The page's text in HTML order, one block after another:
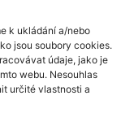
k ukládání a/nebo
jsou soubory cookies.
údaje, jako je
webu. Nesouhlas
určité vlastnosti a